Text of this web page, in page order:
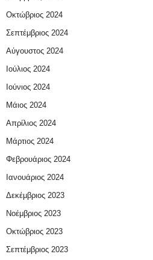
Οκτώβριος 2024
Σεπτέμβριος 2024
Αύγουστος 2024
Ιούλιος 2024
Ιούνιος 2024
Μάιος 2024
Απρίλιος 2024
Μάρτιος 2024
Φεβρουάριος 2024
Ιανουάριος 2024
Δεκέμβριος 2023
Νοέμβριος 2023
Οκτώβριος 2023
Σεπτέμβριος 2023